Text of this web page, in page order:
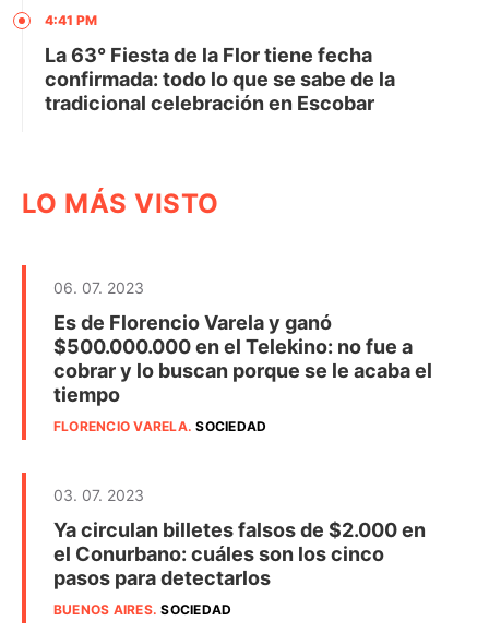
4:41 PM
La 63° Fiesta de la Flor tiene fecha
confirmada: todo lo que se sabe de la
tradicional celebración en Escobar
LO MÁS VISTO
06. 07. 2023
Es de Florencio Varela y ganó
$500.000.000 en el Telekino: no fue a
cobrar y lo buscan porque se le acaba el
tiempo
FLORENCIO VARELA.SOCIEDAD
03. 07. 2023
Ya circulan billetes falsos de $2.000 en
el Conurbano: cuáles son los cinco
pasos para detectarlos
BUENOS AIRES.SOCIEDAD